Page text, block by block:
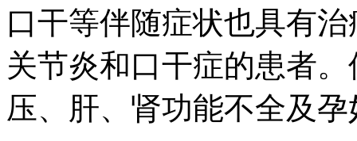
口干等伴随症状也具有
关节炎和口干症的患者
压、肝、肾功能不全及